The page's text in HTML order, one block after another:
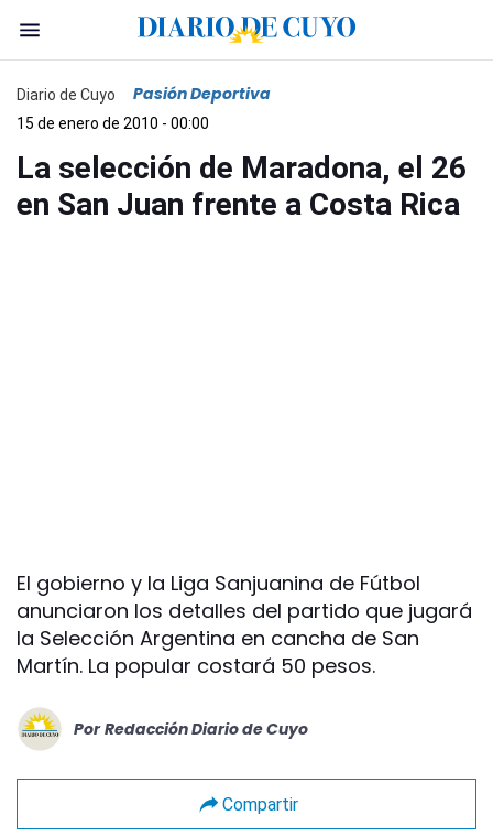
Diario de Cuyo Pasión Deportiva
15 de enero de 2010 - 00:00
La selección de Maradona, el 26
en San Juan frente a Costa Rica
El gobierno y la Liga Sanjuanina de Fútbol
anunciaron los detalles del partido que jugará
la Selección Argentina en cancha de San
Martín. La popular costará 50 pesos.
Por Redacción Diario de Cuyo
Compartir